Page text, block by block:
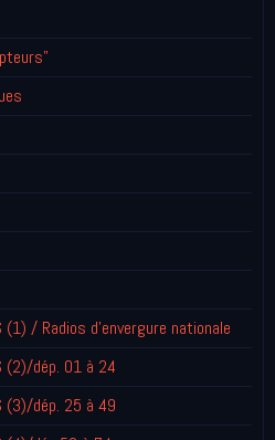
(1) / Radios d'envergure nationale
(2)/dép. 01 à 24
(3)/dép. 25 à 49